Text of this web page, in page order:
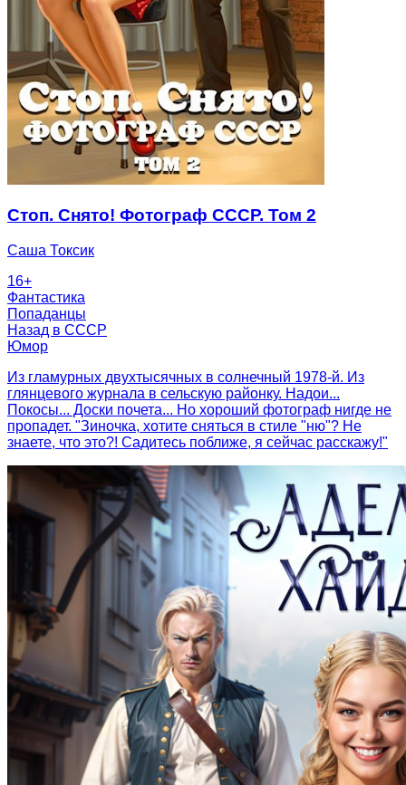
Стоп. Снято! Фотограф СССР. Том 2
Саша Токсик
16+
Фантастика
Попаданцы
Назад в СССР
Юмор
Из гламурных двухтысячных в солнечный 1978-й. Из
глянцевого журнала в сельскую районку. Надои...
Покосы... Доски почета... Но хороший фотограф нигде не
пропадет. "Зиночка, хотите сняться в стиле "ню"? Не
знаете, что это?! Садитесь поближе, я сейчас расскажу!"